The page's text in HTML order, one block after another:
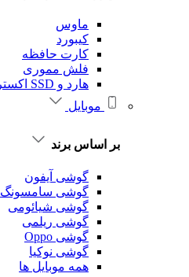
ماوس
کیبورد
کارت حافظه
فلش مموری
هارد و SSD اکسترنال
موبایل
بر اساس برند
گوشی آیفون
گوشی سامسونگ
گوشی شیائومی
گوشی ریلمی
گوشی Oppo
گوشی نوکیا
همه موبایل ها